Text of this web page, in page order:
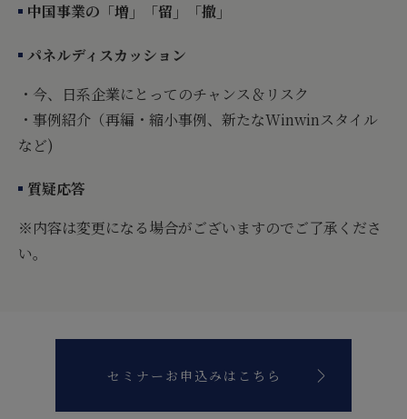
中国事業の「増」「留」「撤」
パネルディスカッション
・今、日系企業にとってのチャンス＆リスク
・事例紹介（再編・縮小事例、新たなWinwinスタイル
など)
質疑応答
※内容は変更になる場合がございますのでご了承くださ
い。
セミナーお申込みはこちら